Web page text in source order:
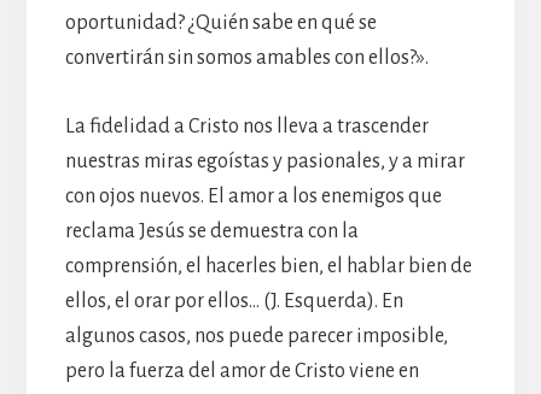
oportunidad? ¿Quién sabe en qué se
convertirán sin somos amables con ellos?».
La fidelidad a Cristo nos lleva a trascender
nuestras miras egoístas y pasionales, y a mirar
con ojos nuevos. El amor a los enemigos que
reclama Jesús se demuestra con la
comprensión, el hacerles bien, el hablar bien de
ellos, el orar por ellos… (J. Esquerda). En
algunos casos, nos puede parecer imposible,
pero la fuerza del amor de Cristo viene en